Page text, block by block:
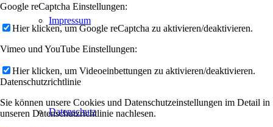
Impressum
Datenschutz
Google reCaptcha Einstellungen:
Hier klicken, um Google reCaptcha zu aktivieren/deaktivieren.
Vimeo und YouTube Einstellungen:
Hier klicken, um Videoeinbettungen zu aktivieren/deaktivieren.
Datenschutzrichtlinie
Sie können unsere Cookies und Datenschutzeinstellungen im Detail in
unseren Datenschutzrichtlinie nachlesen.